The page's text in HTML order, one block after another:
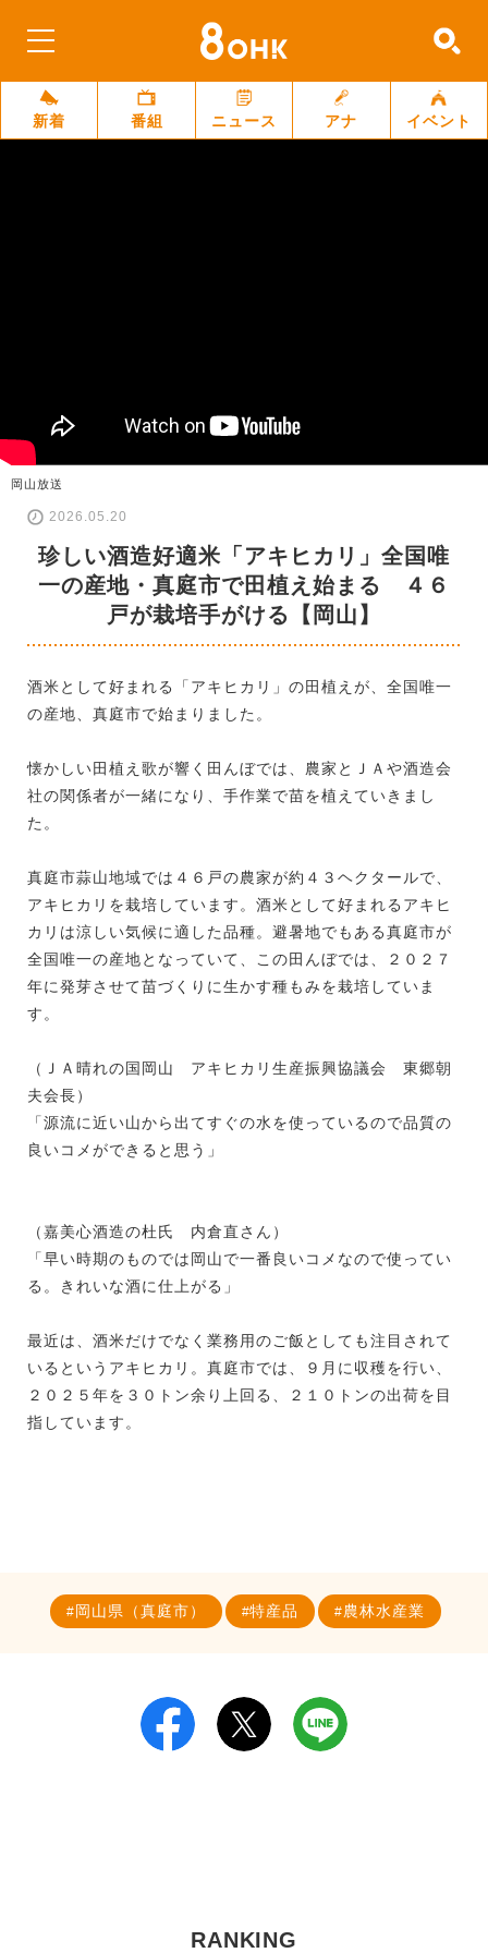
新着 番組 ニュース アナ イベント
岡山放送
2026.05.20
珍しい酒造好適米「アキヒカリ」全国唯
一の産地・真庭市で田植え始まる ４６
戸が栽培手がける【岡山】
酒米として好まれる「アキヒカリ」の田植えが、全国唯一
の産地、真庭市で始まりました。
懐かしい田植え歌が響く田んぼでは、農家とＪＡや酒造会
社の関係者が一緒になり、手作業で苗を植えていきまし
た。
真庭市蒜山地域では４６戸の農家が約４３ヘクタールで、
アキヒカリを栽培しています。酒米として好まれるアキヒ
カリは涼しい気候に適した品種。避暑地でもある真庭市が
全国唯一の産地となっていて、この田んぼでは、２０２７
年に発芽させて苗づくりに生かす種もみを栽培していま
す。
（ＪＡ晴れの国岡山 アキヒカリ生産振興協議会 東郷朝
夫会長）
「源流に近い山から出てすぐの水を使っているので品質の
良いコメができると思う」
（嘉美心酒造の杜氏 内倉直さん）
「早い時期のものでは岡山で一番良いコメなので使ってい
る。きれいな酒に仕上がる」
最近は、酒米だけでなく業務用のご飯としても注目されて
いるというアキヒカリ。真庭市では、９月に収穫を行い、
２０２５年を３０トン余り上回る、２１０トンの出荷を目
指しています。
岡山県（真庭市） 特産品 農林水産業
RANKING